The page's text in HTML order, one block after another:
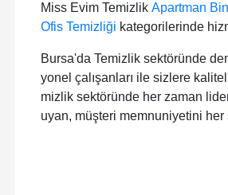
Miss Evim Temizlik Apartman
Ofis Temizliği kategorilerinde
Bursa'da Temizlik sektöründe
yonel çalışanları ile sizlere
mizlik sektöründe her zaman
uyan, müşteri memnuniyetini her